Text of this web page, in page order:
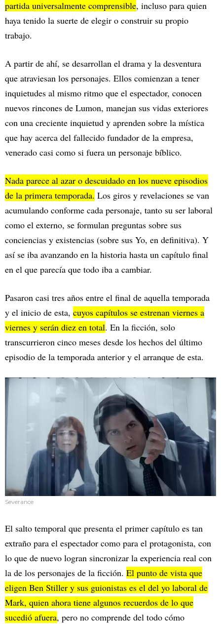
partida universalmente comprensible, incluso para quien
haya tenido la suerte de elegir o construir su propio
trabajo.
A partir de ahí, se desarrollan el drama y la desventura
que atraviesan los personajes. Ellos comienzan a tener
inquietudes al mismo ritmo que el espectador, conocen
nuevos rincones de Lumon, manejan sus vidas exteriores
con una creciente inquietud y aprenden sobre la mística
que hay acerca del fallecido fundador de la empresa,
venerado casi como si fuera un personaje bíblico.
Nada parece al azar o descuidado en los nueve episodios
de la primera temporada. Los giros y revelaciones se van
acumulando conforme cada personaje, tanto su ser laboral
como el externo, se formulan preguntas sobre sus
conciencias y existencias (sobre sus Yo, en definitiva). Y
así se iba avanzando en la historia hasta un capítulo final
en el que parecía que todo iba a cambiar.
Pasaron casi tres años entre el final de aquella temporada
y el inicio de esta, cuyos capítulos se estrenan viernes a
viernes y serán diez en total. En la ficción, solo
transcurrieron cinco meses desde los hechos del último
episodio de la temporada anterior y el arranque de esta.
Severance
El salto temporal que presenta el primer capítulo es tan
extraño para el espectador como para el protagonista, con
lo que de nuevo logran sincronizar la experiencia real con
la de los personajes de la ficción. El punto de vista que
eligen Ben Stiller y sus guionistas es el del yo laboral de
Mark, quien ahora tiene algunos recuerdos de lo que
sucedió afuera, pero no comprende del todo cómo